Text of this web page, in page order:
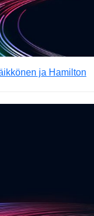
ja Hamilton